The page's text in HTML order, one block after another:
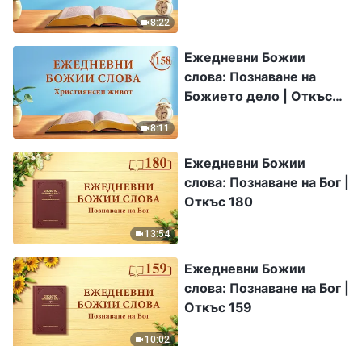
8:22
8:11
Ежедневни Божии
слова: Познаване на
Божието дело | Откъс
13:54
Ежедневни Божии
слова: Познаване на Бог |
Откъс 180
10:02
Ежедневни Божии
слова: Познаване на Бог |
Откъс 159